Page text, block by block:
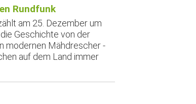
Rundfunk
am 25. Dezember um
Geschichte von der
modernen Mähdrescher -
auf dem Land immer